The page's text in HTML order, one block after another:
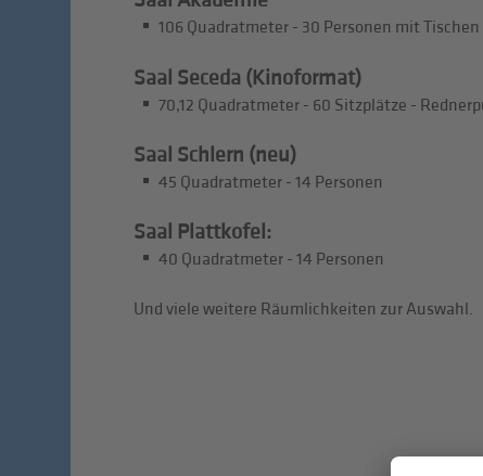
106 Quadratmeter - 30 Personen mit
Saal Seceda (Kinoformat)
70,12 Quadratmeter - 60 Sitzplätze -
Saal Schlern (neu)
45 Quadratmeter - 14 Personen
Saal Plattkofel:
40 Quadratmeter - 14 Personen
Und viele weitere Räumlichkeiten zur Auswahl.